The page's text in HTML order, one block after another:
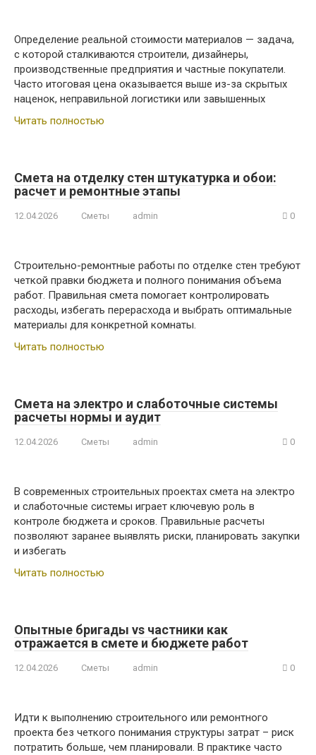
Определение реальной стоимости материалов — задача,
с которой сталкиваются строители, дизайнеры,
производственные предприятия и частные покупатели.
Часто итоговая цена оказывается выше из-за скрытых
наценок, неправильной логистики или завышенных
Читать полностью
Смета на отделку стен штукатурка и обои:
расчет и ремонтные этапы
12.04.2026 Сметы admin 0
Строительно-ремонтные работы по отделке стен требуют
четкой правки бюджета и полного понимания объема
работ. Правильная смета помогает контролировать
расходы, избегать перерасхода и выбрать оптимальные
материалы для конкретной комнаты.
Читать полностью
Смета на электро и слаботочные системы
расчеты нормы и аудит
12.04.2026 Сметы admin 0
В современных строительных проектах смета на электро
и слаботочные системы играет ключевую роль в
контроле бюджета и сроков. Правильные расчеты
позволяют заранее выявлять риски, планировать закупки
и избегать
Читать полностью
Опытные бригады vs частники как
отражается в смете и бюджете работ
12.04.2026 Сметы admin 0
Идти к выполнению строительного или ремонтного
проекта без четкого понимания структуры затрат – риск
потратить больше, чем планировали. В практике часто